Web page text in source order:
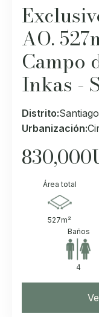
AO.
Campo
Inkas -
Distrito:
Urbanización:
830,000
Área total
527m²
Baños
4